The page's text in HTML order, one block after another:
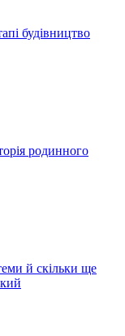
будівництво
родинного
й скільки ще